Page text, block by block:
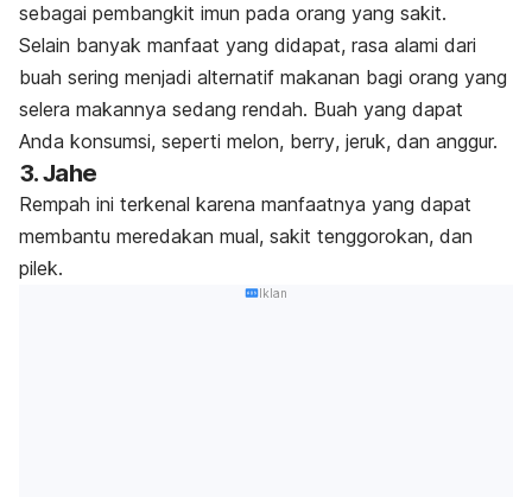
sebagai pembangkit imun pada orang yang sakit.
Selain banyak manfaat yang didapat, rasa alami dari
buah sering menjadi alternatif makanan bagi orang yang
selera makannya sedang rendah. Buah yang dapat
Anda konsumsi, seperti melon, berry, jeruk, dan anggur.
3. Jahe
Rempah ini terkenal karena manfaatnya yang dapat
membantu meredakan mual, sakit tenggorokan, dan
pilek.
Iklan